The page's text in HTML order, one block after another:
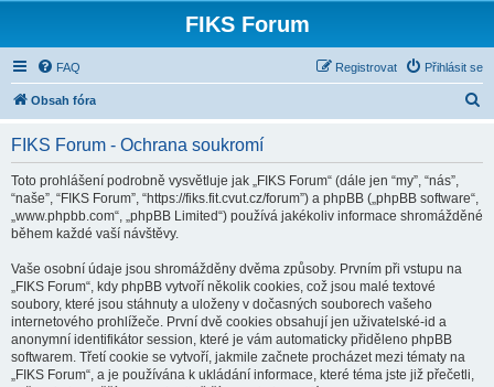
FIKS Forum
FAQ Přihlásit se
Registrovat
Obsah fóra
FIKS Forum - Ochrana soukromí
Toto prohlášení podrobně vysvětluje jak „FIKS Forum“ (dále jen “my”, “nás”,
“naše”, “FIKS Forum”, “https://fiks.fit.cvut.cz/forum”) a phpBB („phpBB software“,
„www.phpbb.com“, „phpBB Limited“) používá jakékoliv informace shromážděné
během každé vaší návštěvy.
Vaše osobní údaje jsou shromážděny dvěma způsoby. Prvním při vstupu na
„FIKS Forum“, kdy phpBB vytvoří několik cookies, což jsou malé textové
soubory, které jsou stáhnuty a uloženy v dočasných souborech vašeho
internetového prohlížeče. První dvě cookies obsahují jen uživatelské-id a
anonymní identifikátor session, které je vám automaticky přiděleno phpBB
softwarem. Třetí cookie se vytvoří, jakmile začnete procházet mezi tématy na
„FIKS Forum“, a je používána k ukládání informace, které téma jste již přečetli,